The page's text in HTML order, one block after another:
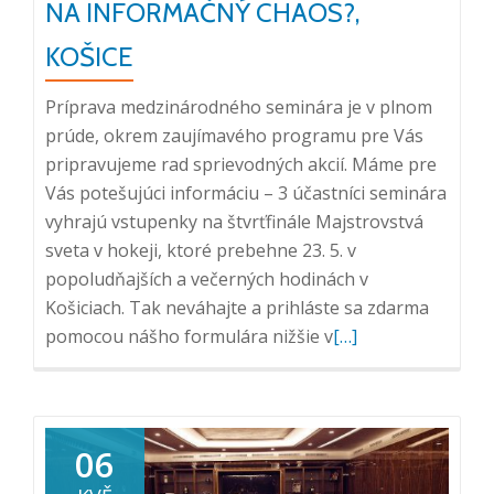
NA INFORMAČNÝ CHAOS?,
KOŠICE
Príprava medzinárodného seminára je v plnom
prúde, okrem zaujímavého programu pre Vás
pripravujeme rad sprievodných akcií. Máme pre
Vás potešujúci informáciu – 3 účastníci seminára
vyhrajú vstupenky na štvrťfinále Majstrovstvá
sveta v hokeji, ktoré prebehne 23. 5. v
popoludňajších a večerných hodinách v
Košiciach. Tak neváhajte a prihláste sa zdarma
pomocou nášho formulára nižšie vPřečtěte
Zlosovania
o
[…]
06